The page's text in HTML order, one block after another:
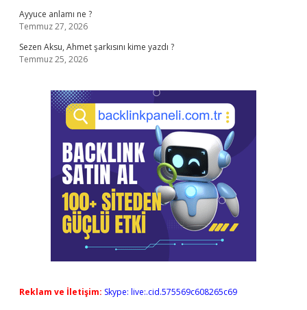
Ayyuce anlamı ne ?
Temmuz 27, 2026
Sezen Aksu, Ahmet şarkısını kime yazdı ?
Temmuz 25, 2026
Reklam ve İletişim: Skype: live:.cid.575569c608265c69